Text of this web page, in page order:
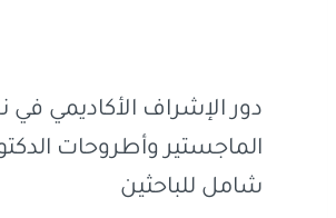
دور الإشراف الأكاديمي في
الماجستير وأطروحات
شامل للباحثين